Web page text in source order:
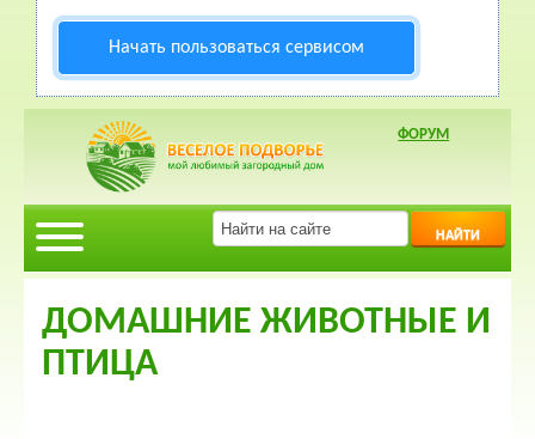
Начать пользоваться сервисом
ФОРУМ
НАЙТИ
ДОМАШНИЕ ЖИВОТНЫЕ И
ПТИЦА